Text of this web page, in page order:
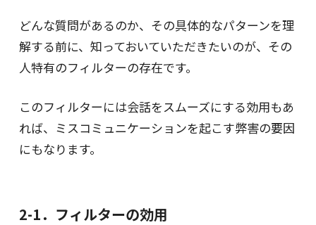
どんな質問があるのか、その具体的なパターンを理
解する前に、知っておいていただきたいのが、その
人特有のフィルターの存在です。
このフィルターには会話をスムーズにする効用もあ
れば、ミスコミュニケーションを起こす弊害の要因
にもなります。
2-1．フィルターの効用